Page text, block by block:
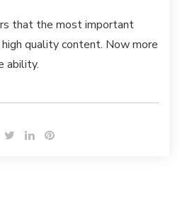
that the most important
quality content. Now more
ability.